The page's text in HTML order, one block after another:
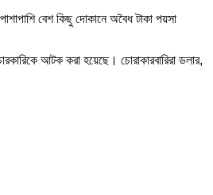
বেশ কিছু দোকানে অবৈধ টাকা পয়সা
আটক করা হয়েছে। চোরাকারবারিরা ডলার,